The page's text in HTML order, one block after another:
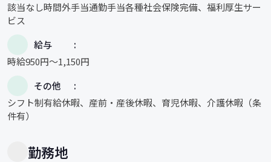
該当なし時間外手当通勤手当各種社会保険完備、福利厚生サー
ビス
給与
時給950円～1,150円
その他
シフト制有給休暇、産前・産後休暇、育児休暇、介護休暇（条
件有）
勤務地